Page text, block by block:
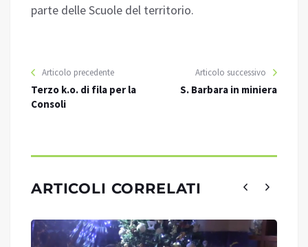
parte delle Scuole del territorio.
Articolo precedente
Terzo k.o. di fila per la
Consoli
Articolo successivo
S. Barbara in miniera
ARTICOLI CORRELATI